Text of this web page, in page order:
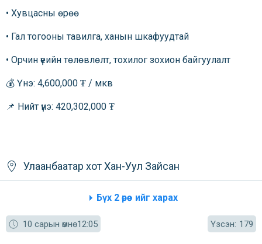
• Хувцасны өрөө
• Гал тогооны тавилга, ханын шкафуудтай
• Орчин үеийн төлөвлөлт, тохилог зохион байгуулалт
💰 Үнэ: 4,600,000 ₮ / мкв
📌 Нийт үнэ: 420,302,000 ₮
Улаанбаатар хотХан-Уул Зайсан
Бүх 2 өрөө - ийг харах
10 сарын өмнө 12:05 Үзсэн: 179